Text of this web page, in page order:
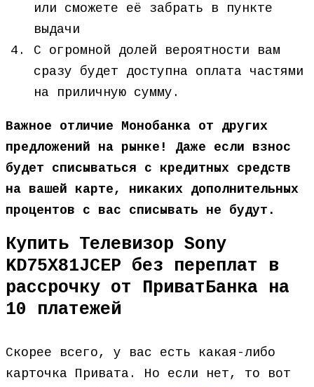
или сможете её забрать в пункте
выдачи
С огромной долей вероятности вам
сразу будет доступна оплата частями
на приличную сумму.
Важное отличие Монобанка от других
предложений на рынке! Даже если взнос
будет списываться с кредитных средств
на вашей карте, никаких дополнительных
процентов с вас списывать не будут.
Купить Телевизор Sony
KD75X81JCEP без переплат в
рассрочку от ПриватБанка на
10 платежей
Скорее всего, у вас есть какая-либо
карточка Привата. Но если нет, то вот